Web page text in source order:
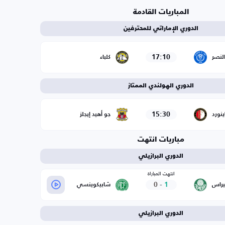
المباريات القادمة
الدوري الإماراتي للمحترفين
النصر 17:10 كلباء
الدوري الهولندي الممتاز
15:30 جو أهيد إيجلز
مباريات انتهت
الدوري البرازيلي
انتهت المباراة
1
-
0 شابيكوينسي
الدوري البرازيلي